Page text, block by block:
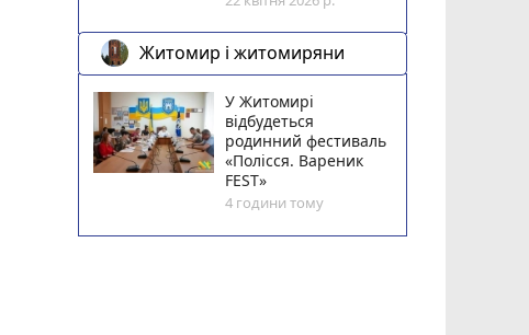
Житомир і житомиряни
У Житомирі
відбудеться
родинний фестиваль
«Полісся. Вареник
FEST»
4 години тому